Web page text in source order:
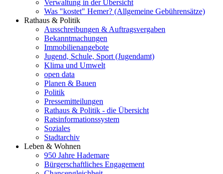
Verwaltung in der Übersicht
Was "kostet" Hemer? (Allgemeine Gebührensätze)
Rathaus & Politik
Ausschreibungen & Auftragsvergaben
Bekanntmachungen
Immobilienangebote
Jugend, Schule, Sport (Jugendamt)
Klima und Umwelt
open data
Planen & Bauen
Politik
Pressemitteilungen
Rathaus & Politik - die Übersicht
Ratsinformationssystem
Soziales
Stadtarchiv
Leben & Wohnen
950 Jahre Hademare
Bürgerschaftliches Engagement